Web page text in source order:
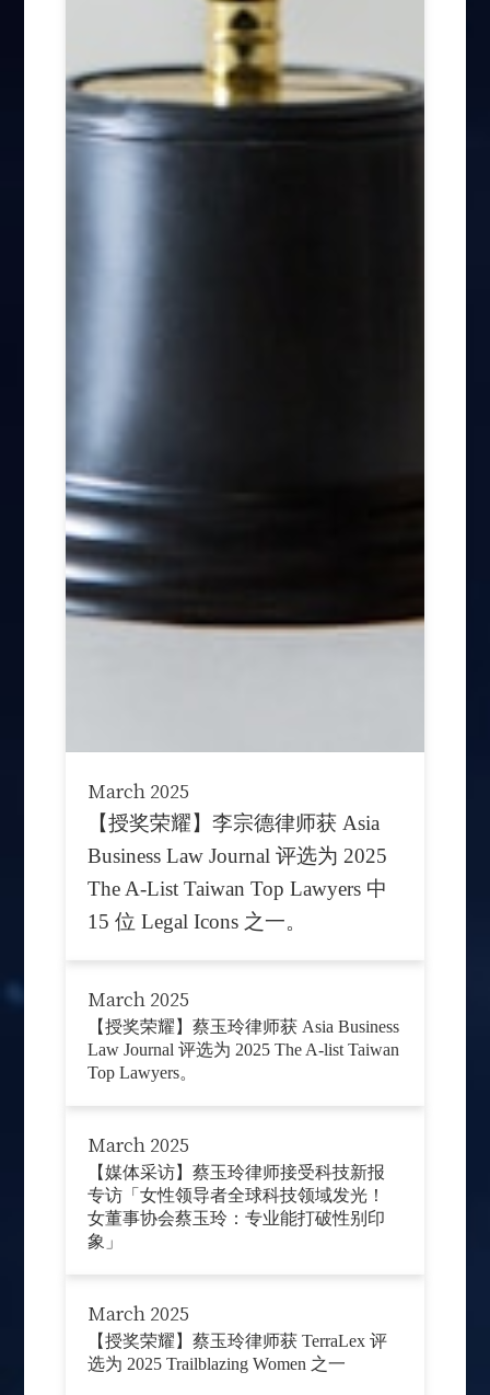
March 2025
【授奖荣耀】李宗德律师获 Asia
Business Law Journal 评选为 2025
The A-List Taiwan Top Lawyers 中
15 位 Legal Icons 之一。
March 2025
【授奖荣耀】蔡玉玲律师获 Asia Business
Law Journal 评选为 2025 The A-list Taiwan
Top Lawyers。
March 2025
【媒体采访】蔡玉玲律师接受科技新报
专访「女性领导者全球科技领域发光！
女董事协会蔡玉玲：专业能打破性别印
象」
March 2025
【授奖荣耀】蔡玉玲律师获 TerraLex 评
选为 2025 Trailblazing Women 之一